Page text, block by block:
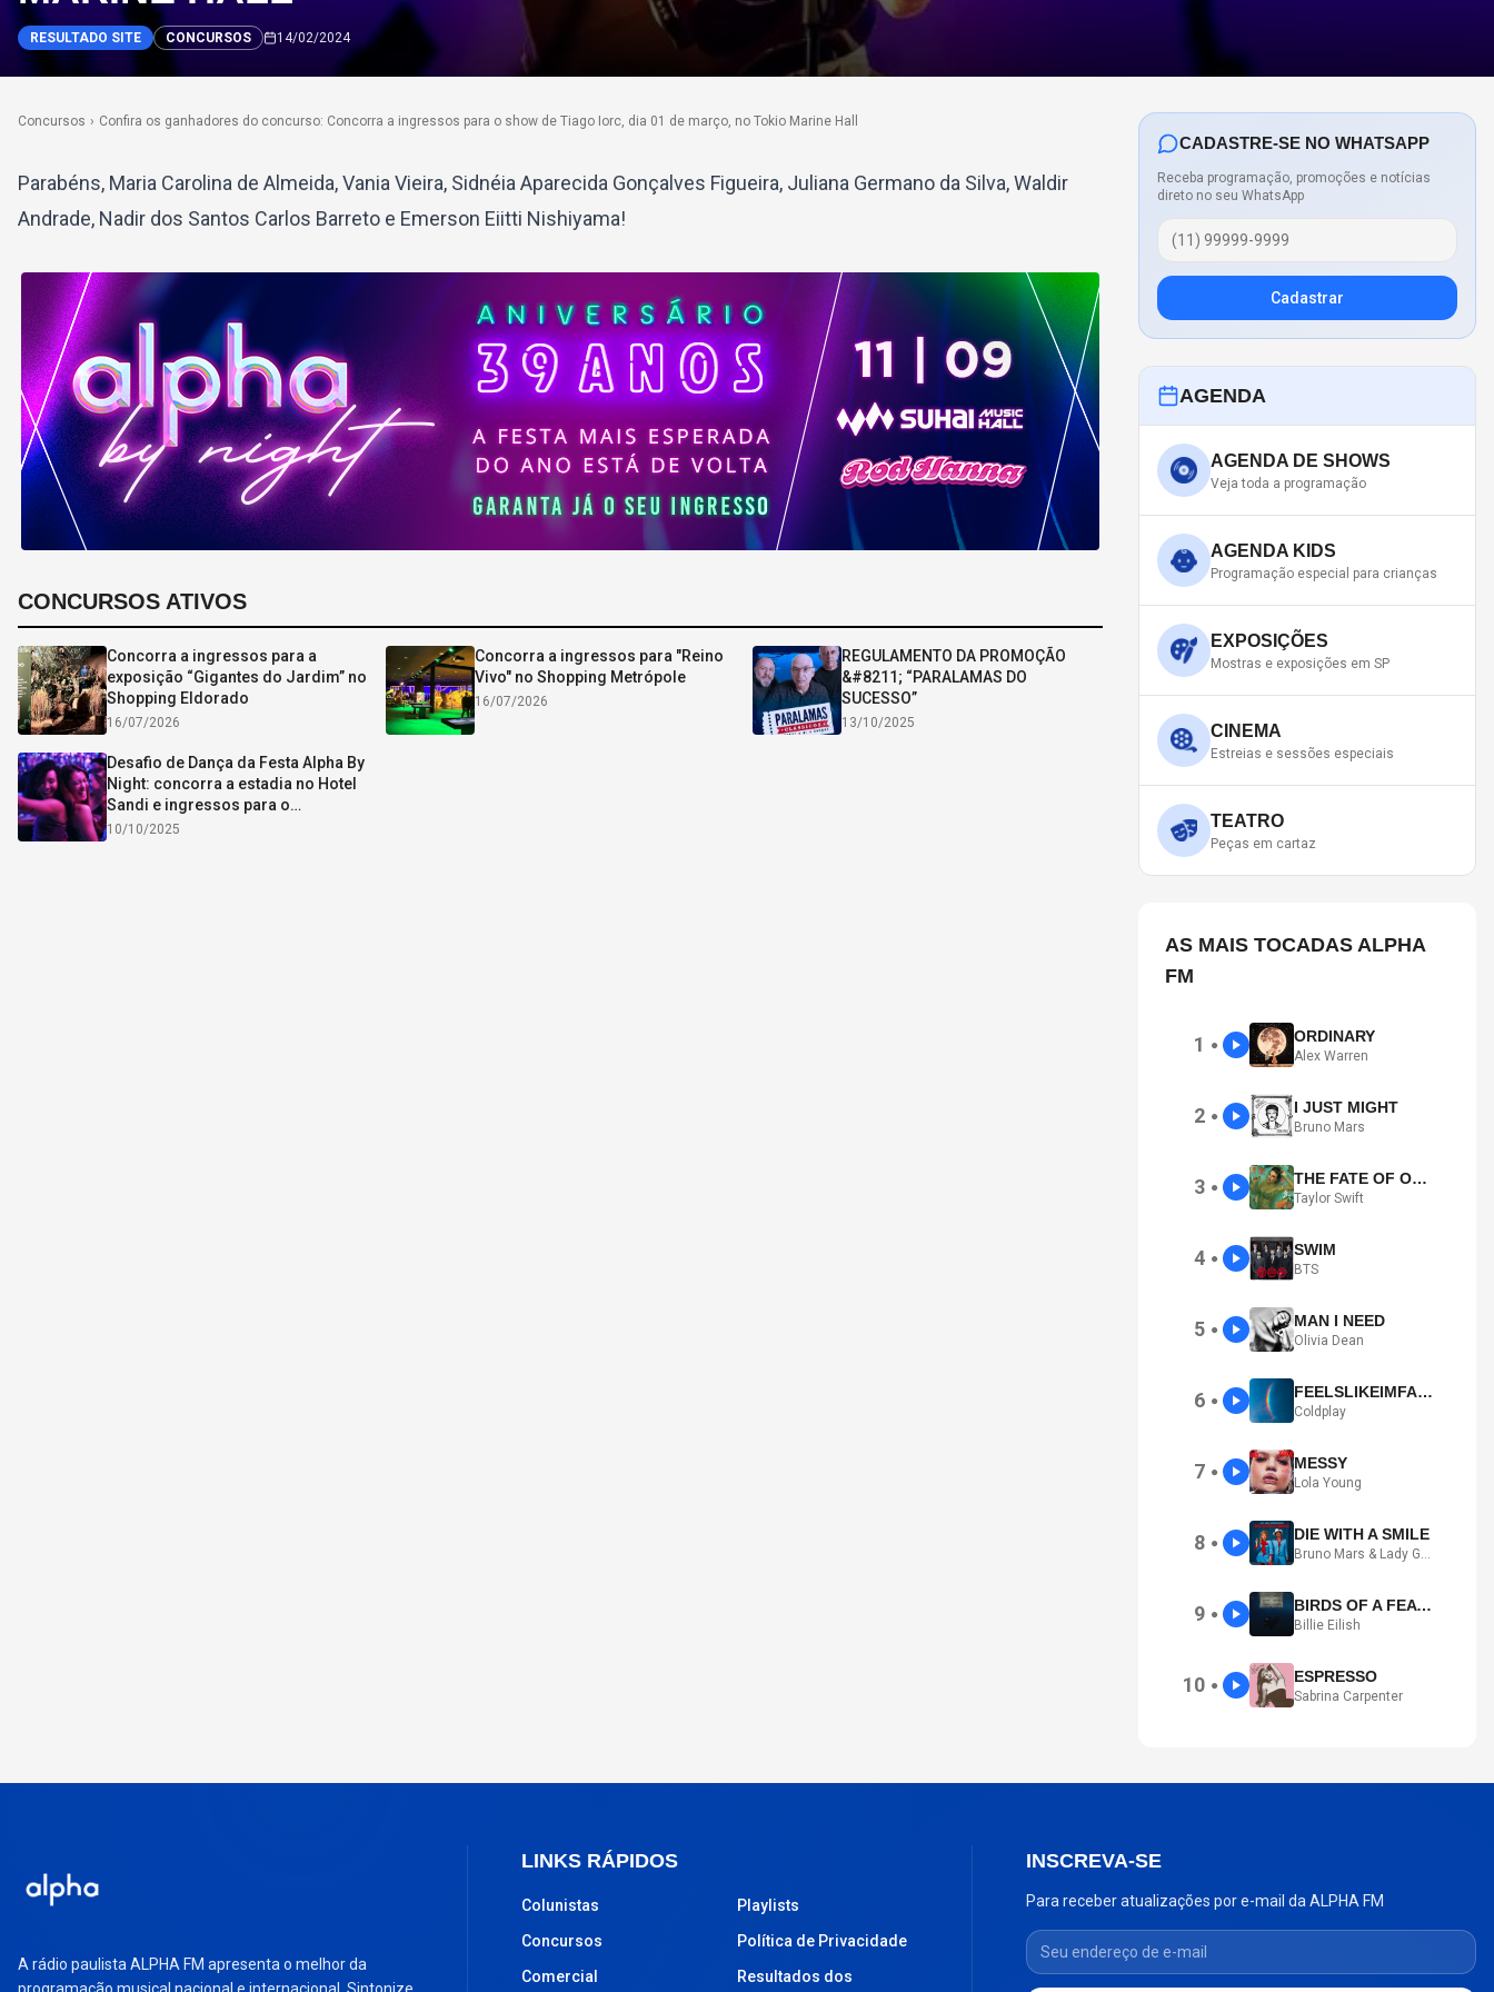
RESULTADO SITE CONCURSOS 14/02/2024
Concursos › Confira os ganhadores do concurso: Concorra a ingressos para o show de Tiago Iorc, dia 01 de março, no Tokio Marine Hall
Parabéns, Maria Carolina de Almeida, Vania Vieira, Sidnéia Aparecida Gonçalves Figueira, Juliana Germano da Silva, Waldir
Andrade, Nadir dos Santos Carlos Barreto e Emerson Eiitti Nishiyama!
CONCURSOS ATIVOS
Concorra a ingressos para a
exposição “Gigantes do Jardim” no
Shopping Eldorado
16/07/2026
Concorra a ingressos para "Reino
Vivo" no Shopping Metrópole
16/07/2026
REGULAMENTO DA PROMOÇÃO
&#8211; “PARALAMAS DO
SUCESSO”
13/10/2025
Desafio de Dança da Festa Alpha By
Night: concorra a estadia no Hotel
Sandi e ingressos para o
aniversário da Alpha
10/10/2025
CADASTRE-SE NO WHATSAPP
Receba programação, promoções e notícias
direto no seu WhatsApp
Cadastrar
AGENDA
AGENDA DE SHOWS
Veja toda a programação
AGENDA KIDS
Programação especial para crianças
EXPOSIÇÕES
Mostras e exposições em SP
CINEMA
Estreias e sessões especiais
TEATRO
Peças em cartaz
AS MAIS TOCADAS ALPHA
FM
1 ● ORDINARY
Alex Warren
2 ● I JUST MIGHT
Bruno Mars
3 ● THE FATE OF OPHELIA
Taylor Swift
4 ● SWIM
BTS
5 ● MAN I NEED
Olivia Dean
6 ● FEELSLIKEIMFALLINGINLOVE
Coldplay
7 ● MESSY
Lola Young
8 ● DIE WITH A SMILE
Bruno Mars & Lady Gaga
9 ● BIRDS OF A FEATHER
Billie Eilish
10 ● ESPRESSO
Sabrina Carpenter
A rádio paulista ALPHA FM apresenta o melhor da
LINKS RÁPIDOS
Colunistas
Concursos
Comercial
Playlists
Política de Privacidade
Resultados dos
INSCREVA-SE
Para receber atualizações por e-mail da ALPHA FM
Seu endereço de e-mail